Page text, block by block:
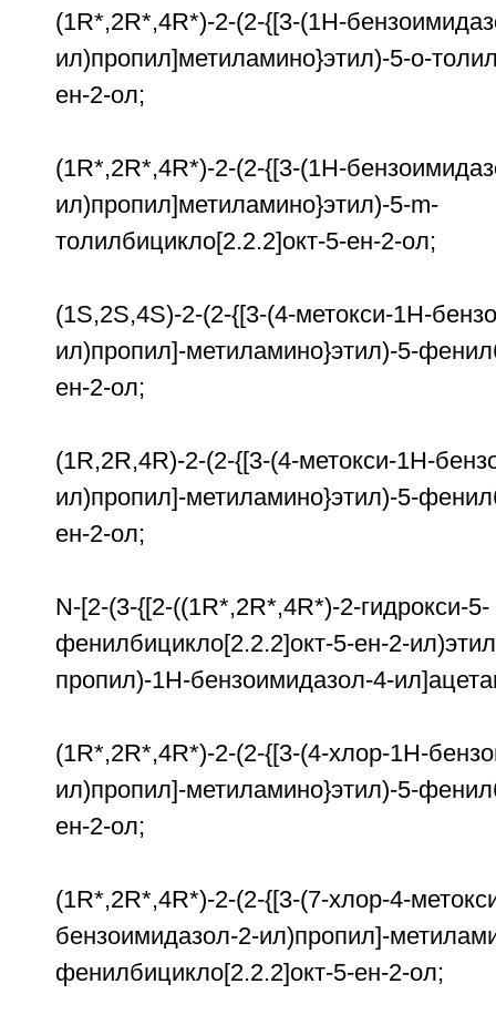
(1R*,2R*,4R*)-2-(2-{[3-(1Н-
ил)пропил]метиламино}этил)-5-о-
ен-2-ол;
(1R*,2R*,4R*)-2-(2-{[3-(1Н-
ил)пропил]метиламино}этил)-5-m-
толилбицикло[2.2.2]окт-5-ен-2-ол;
(1S,2S,4S)-2-(2-{[3-(4-метокси-1Н-
ил)пропил]-метиламино}этил)-5-
ен-2-ол;
(1R,2R,4R)-2-(2-{[3-(4-метокси-1Н-
ил)пропил]-метиламино}этил)-5-
ен-2-ол;
N-[2-(3-{[2-((1R*,2R*,4R*)-2-гидрокси-5-
фенилбицикло[2.2.2]окт-5-ен-2-
пропил)-1Н-бензоимидазол-4-
(1R*,2R*,4R*)-2-(2-{[3-(4-хлор-1Н-
ил)пропил]-метиламино}этил)-5-
ен-2-ол;
(1R*,2R*,4R*)-2-(2-{[3-(7-хлор-4-
бензоимидазол-2-ил)пропил]-
фенилбицикло[2.2.2]окт-5-ен-2-ол;